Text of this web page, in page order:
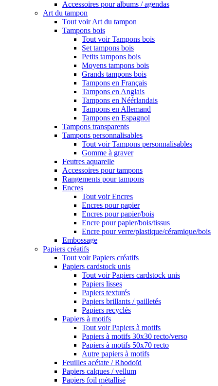
Accessoires pour albums / agendas
Art du tampon
Tout voir Art du tampon
Tampons bois
Tout voir Tampons bois
Set tampons bois
Petits tampons bois
Moyens tampons bois
Grands tampons bois
Tampons en Français
Tampons en Anglais
Tampons en Néérlandais
Tampons en Allemand
Tampons en Espagnol
Tampons transparents
Tampons personnalisables
Tout voir Tampons personnalisables
Gomme à graver
Feutres aquarelle
Accessoires pour tampons
Rangements pour tampons
Encres
Tout voir Encres
Encres pour papier
Encres pour papier/bois
Encre pour papier/bois/tissus
Encre pour verre/plastique/céramique/bois
Embossage
Papiers créatifs
Tout voir Papiers créatifs
Papiers cardstock unis
Tout voir Papiers cardstock unis
Papiers lisses
Papiers texturés
Papiers brillants / pailletés
Papiers recyclés
Papiers à motifs
Tout voir Papiers à motifs
Papiers à motifs 30x30 recto/verso
Papiers à motifs 50x70 recto
Autre papiers à motifs
Feuilles acétate / Rhodoïd
Papiers calques / vellum
Papiers foil métallisé